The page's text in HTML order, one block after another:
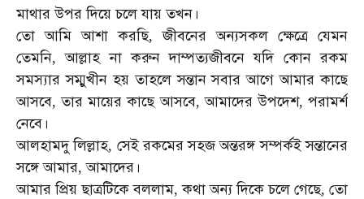
মাথার উপর দিয়ে চলে যায় তখন।
তো আমি আশা করছি,জীবনের অন্যসকল ক্ষেত্রে যেমন
তেমনি,আল্লাহ না করুন দাম্পত্যজীবনে যদি কোন রকম
সমস্যার সম্মুখীন হয় তাহলে সন্তান সবার আগে আমার কাছে
আসবে,তার মায়ের কাছে আসবে,আমাদের উপদেশ,পরামর্শ
নেবে।
আলহামদু লিল্লাহ, সেই রকমের সহজ অন্তরঙ্গ সম্পর্কই সন্তানের
সঙ্গে আমার,আমাদের।
আমার প্রিয় ছাত্রটিকে বললাম,কথা অন্য দিকে চলে গেছে, তো